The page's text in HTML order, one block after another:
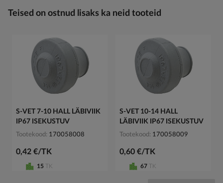
Teised on ostnud lisaks ka neid tooteid
S-VET 7-10 HALL LÄBIVIIK
IP67 ISEKUSTUV
Tootekood 170058008
0,42 €/TK
15 TK
S-VET 10-14 HALL
LÄBIVIIK IP67 ISEKUSTUV
Tootekood 170058009
0,60 €/TK
67 TK